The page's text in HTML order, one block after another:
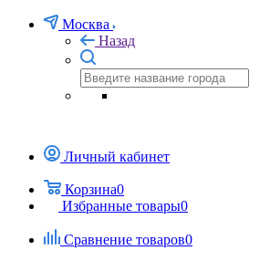
Москва
Назад
Личный кабинет
Корзина0
Избранные товары0
Сравнение товаров0